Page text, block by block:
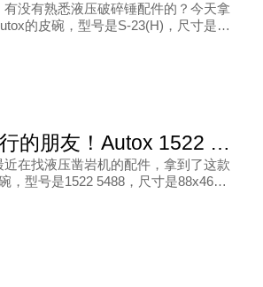
有没有熟悉液压破碎锤配件的？今天拿
的皮碗，型号是S-23(H)，尺寸是90
制造的。从包装上能看到标注的部件
求问懂行的朋友！Autox 1522 5488 皮碗适配哪种液压凿岩机？
近在找液压凿岩机的配件，拿到了这款
，型号是1522 5488，尺寸是88x46，
IN KOREA”，部件名称是D